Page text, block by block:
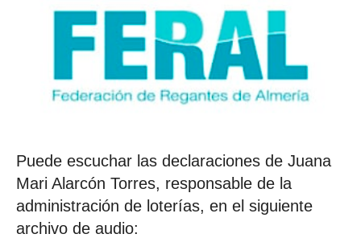
Puede escuchar las declaraciones de Juana
Mari Alarcón Torres, responsable de la
administración de loterías, en el siguiente
archivo de audio: